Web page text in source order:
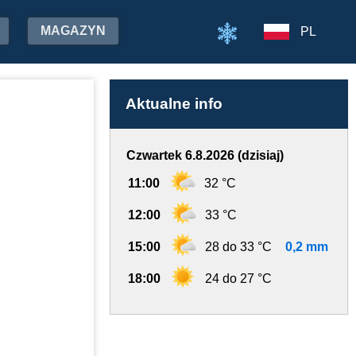
MAGAZYN PL
Aktualne info
Czwartek 6.8.2026 (dzisiaj)
11:00 32 °C
12:00 33 °C
15:00 28 do 33 °C 0,2 mm
18:00 24 do 27 °C